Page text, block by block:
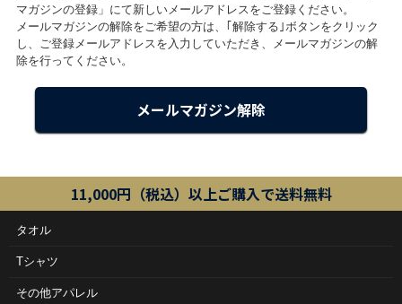
マガジンの登録」にて新しいメールアドレスをご登録ください。
メールマガジンの解除をご希望の方は、｢解除する｣ボタンをクリック
し、ご登録メールアドレスを入力していただき、メールマガジンの解
除を行ってください。
メールマガジン解除
11,000円（税込）以上ご購入で送料無料
タオル
Tシャツ
その他アパレル